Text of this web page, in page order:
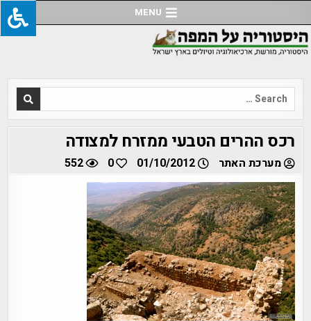
to
content
MENU
Search
for:
רכס ההרים הטבעי ממזרח למצודה
מערכת האתר 01/10/2012
0
552